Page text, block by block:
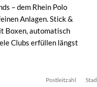
– dem Rhein Polo
Anlagen. Stick &
Boxen, automatisch
Clubs erfüllen längst
Postleitzahl